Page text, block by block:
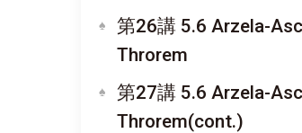
第26講 5.6 Arzela-
Throrem
第27講 5.6 Arzela-
Throrem(cont.)